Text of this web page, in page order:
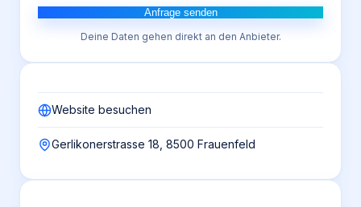
Anfrage senden
Deine Daten gehen direkt an den Anbieter.
Website besuchen
Gerlikonerstrasse 18, 8500 Frauenfeld